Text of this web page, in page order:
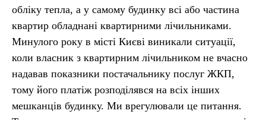
обліку тепла, а у самому будинку всі або частина
квартир обладнані квартирними лічильниками.
Минулого року в місті Києві виникали ситуації,
коли власник з квартирним лічильником не вчасно
надавав показники постачальнику послуг ЖКП,
тому його платіж розподілявся на всіх інших
мешканців будинку. Ми врегулювали це питання.